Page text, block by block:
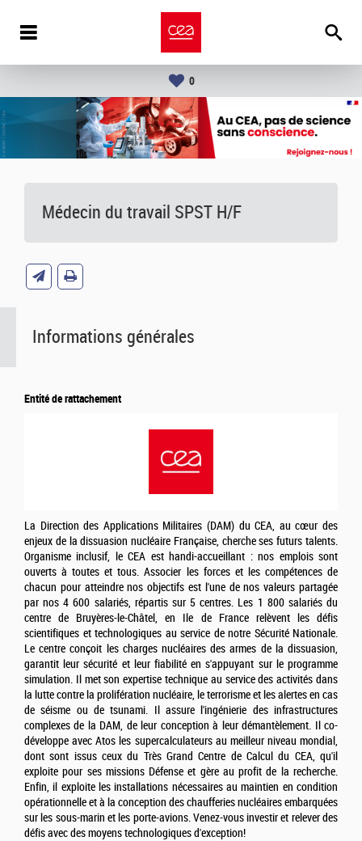
0
Médecin du travail SPST H/F
Informations générales
Entité de rattachement
La Direction des Applications Militaires (DAM) du CEA, au cœur des
enjeux de la dissuasion nucléaire Française, cherche ses futurs talents.
Organisme inclusif, le CEA est handi-accueillant : nos emplois sont
ouverts à toutes et tous. Associer les forces et les compétences de
chacun pour atteindre nos objectifs est l'une de nos valeurs partagée
par nos 4 600 salariés, répartis sur 5 centres. Les 1 800 salariés du
centre de Bruyères-le-Châtel, en Ile de France relèvent les défis
scientifiques et technologiques au service de notre Sécurité Nationale.
Le centre conçoit les charges nucléaires des armes de la dissuasion,
garantit leur sécurité et leur fiabilité en s'appuyant sur le programme
simulation. Il met son expertise technique au service des activités dans
la lutte contre la prolifération nucléaire, le terrorisme et les alertes en cas
de séisme ou de tsunami. Il assure l'ingénierie des infrastructures
complexes de la DAM, de leur conception à leur démantèlement. Il co-
développe avec Atos les supercalculateurs au meilleur niveau mondial,
dont sont issus ceux du Très Grand Centre de Calcul du CEA, qu'il
exploite pour ses missions Défense et gère au profit de la recherche.
Enfin, il exploite les installations nécessaires au maintien en condition
opérationnelle et à la conception des chaufferies nucléaires embarquées
sur les sous-marin et les porte-avions. Venez-vous investir et relever des
défis avec des moyens technologiques d'exception!